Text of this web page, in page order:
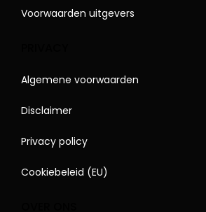
Voorwaarden uitgevers
Algemene voorwaarden
Disclaimer
Privacy policy
Cookiebeleid (EU)